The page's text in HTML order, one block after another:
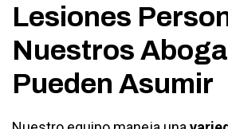
Lesiones
Nuestros
Pueden Asumir